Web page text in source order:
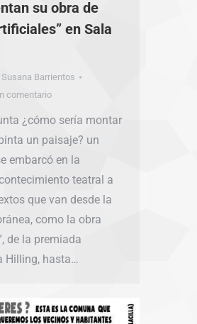
su obra de
en Sala
Susana Barrientos
comentario
¿cómo sería montar
un paisaje? un
embarcó en la
teatral a
que van desde la
como la obra
de la premiada
Hilling, hasta…